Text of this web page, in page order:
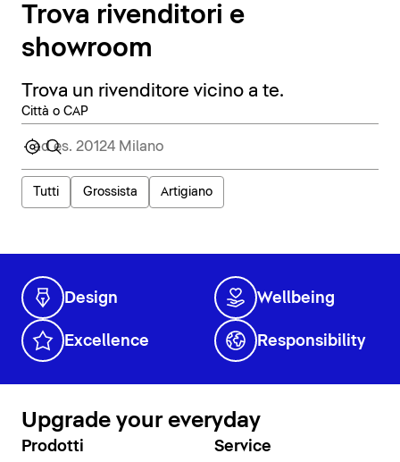
Trova rivenditori e
showroom
Trova un rivenditore vicino a te.
Città o CAP
Tutti Grossista Artigiano
Design Wellbeing
Excellence Responsibility
Upgrade your everyday
Prodotti Service